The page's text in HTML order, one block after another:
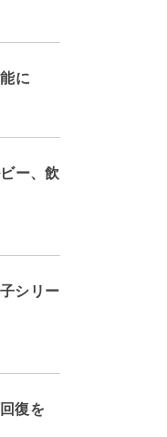
に
ー、飲
シリー
回復を